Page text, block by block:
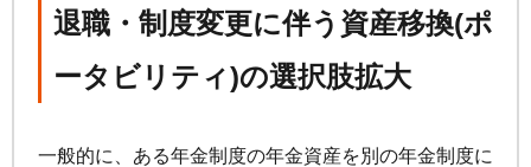
退職・制度変更に伴う資産移換(ポ
ータビリティ)の選択肢拡大
一般的に、ある年金制度の年金資産を別の年金制度に